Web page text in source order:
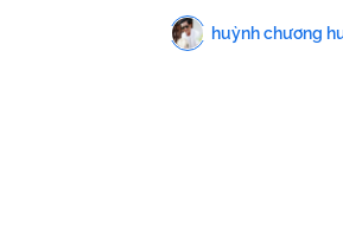
huỳnh chương